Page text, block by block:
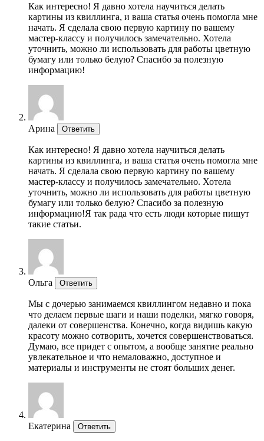
Как интересно! Я давно хотела научиться делать
картины из квиллинга, и ваша статья очень помогла мне
начать. Я сделала свою первую картину по вашему
мастер-классу и получилось замечательно. Хотела
уточнить, можно ли использовать для работы цветную
бумагу или только белую? Спасибо за полезную
информацию!
Арина Ответить
Как интересно! Я давно хотела научиться делать
картины из квиллинга, и ваша статья очень помогла мне
начать. Я сделала свою первую картину по вашему
мастер-классу и получилось замечательно. Хотела
уточнить, можно ли использовать для работы цветную
бумагу или только белую? Спасибо за полезную
информацию!Я так рада что есть люди которые пишут
такие статьи.
Ольга Ответить
Мы с дочерью занимаемся квиллингом недавно и пока
что делаем первые шаги и наши поделки, мягко говоря,
далеки от совершенства. Конечно, когда видишь какую
красоту можно сотворить, хочется совершенствоваться.
Думаю, все придет с опытом, а вообще занятие реально
увлекательное и что немаловажно, доступное и
материалы и инструменты не стоят больших денег.
Екатерина Ответить